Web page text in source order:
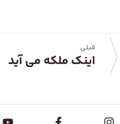
قبلی
اینک ملکه می آید